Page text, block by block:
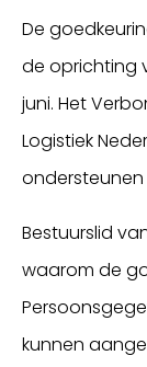
De
de oprichting
juni. Het
Logistiek
Bestuurslid
waarom de
kunnen